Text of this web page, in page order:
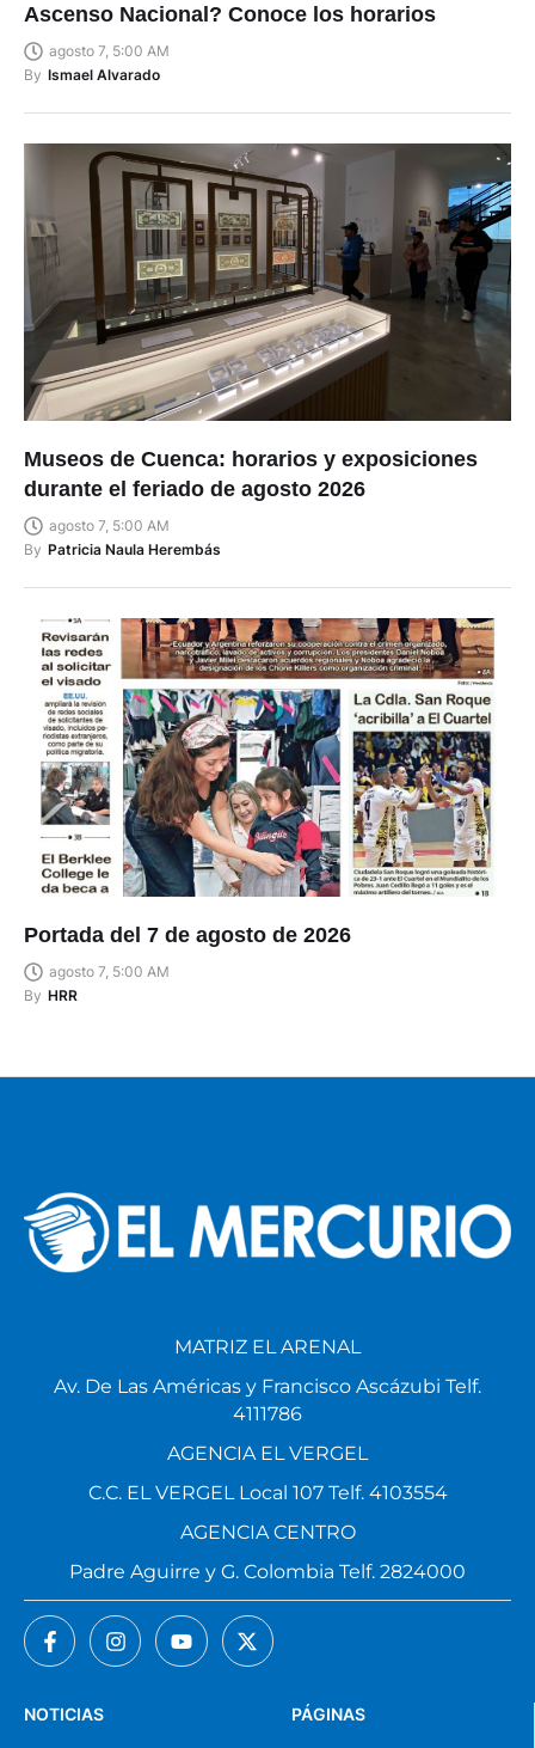
Ascenso Nacional? Conoce los horarios
agosto 7, 5:00 AM
By Ismael Alvarado
Museos de Cuenca: horarios y exposiciones
durante el feriado de agosto 2026
agosto 7, 5:00 AM
By Patricia Naula Herembás
Portada del 7 de agosto de 2026
agosto 7, 5:00 AM
By HRR
PÁGINAS
NOTICIAS
MATRIZ EL ARENAL
Av. De Las Américas y Francisco Ascázubi Telf.
4111786
AGENCIA EL VERGEL
C.C. EL VERGEL Local 107 Telf. 4103554
AGENCIA CENTRO
Padre Aguirre y G. Colombia Telf. 2824000